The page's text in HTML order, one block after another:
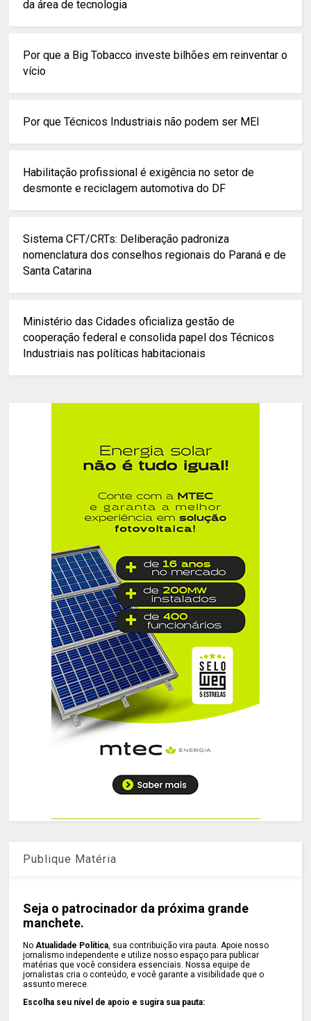
da área de tecnologia
Por que a Big Tobacco investe bilhões em reinventar o
vício
Por que Técnicos Industriais não podem ser MEI
Habilitação profissional é exigência no setor de
desmonte e reciclagem automotiva do DF
Sistema CFT/CRTs: Deliberação padroniza
nomenclatura dos conselhos regionais do Paraná e de
Santa Catarina
Ministério das Cidades oficializa gestão de
cooperação federal e consolida papel dos Técnicos
Industriais nas políticas habitacionais
Publique Matéria
Seja o patrocinador da próxima grande
manchete.
NoAtualidade Política, sua contribuição vira pauta. Apoie nosso
jornalismo independente e utilize nosso espaço para publicar
matérias que você considera essenciais. Nossa equipe de
jornalistas cria o conteúdo, e você garante a visibilidade que o
assunto merece.
Escolha seu nível de apoio e sugira sua pauta: